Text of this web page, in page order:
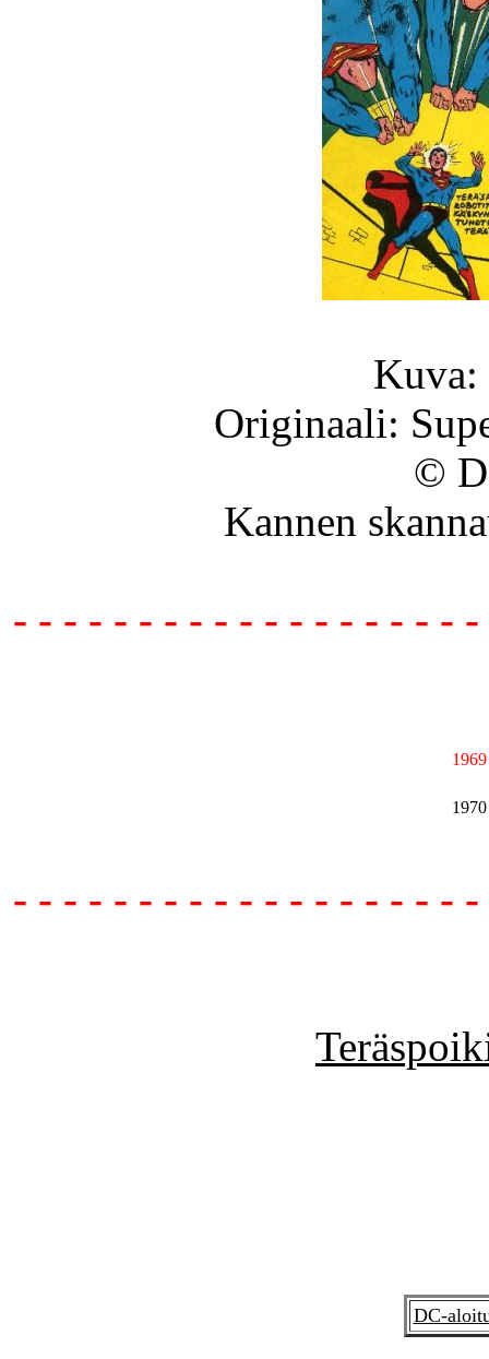
Kuva:
Originaali:
©
Kannen
- - - - - - - - - - - - - - - - - -
1969
1970
- - - - - - - - - - - - - - - - - -
DC-